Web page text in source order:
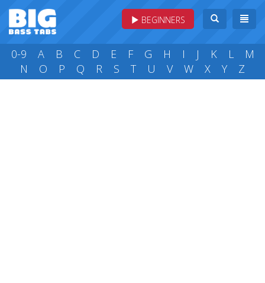
BEGINNERS
0-9 A B C D E F G H I J K L
M
N
O P Q R S T U V W X Y Z